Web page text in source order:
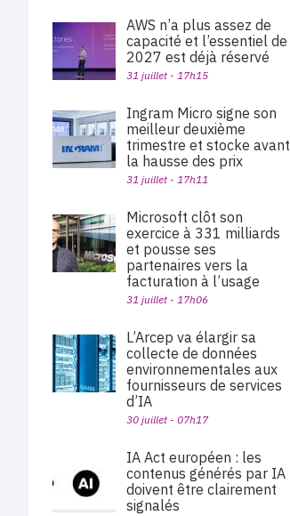
AWS n’a plus assez de
capacité et l’essentiel de
2027 est déjà réservé
31 juillet - 17h15
Ingram Micro signe son
meilleur deuxième
trimestre et stocke avant
la hausse des prix
31 juillet - 17h11
Microsoft clôt son
exercice à 331 milliards
et pousse ses
partenaires vers la
facturation à l’usage
31 juillet - 17h06
L’Arcep va élargir sa
collecte de données
environnementales aux
fournisseurs de services
d’IA
30 juillet - 07h17
IA Act européen : les
contenus générés par IA
doivent être clairement
signalés